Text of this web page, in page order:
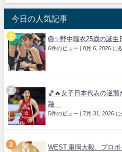
今日の人気記事
🏐✨野中瑠衣25歳の誕生
6件のビュー 8月 6, 2026 に
🏀🔥女子日本代表の逆
融...
5件のビュー 7月 31, 2026
WEST.重岡大毅、プロボ